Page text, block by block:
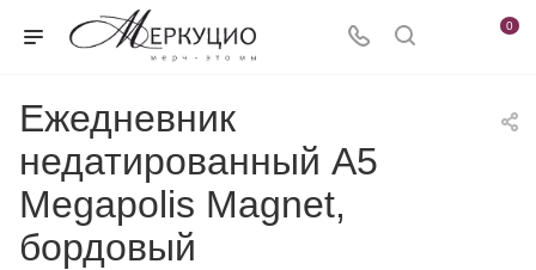
0
Ежедневник
недатированный А5
Megapolis Magnet,
бордовый